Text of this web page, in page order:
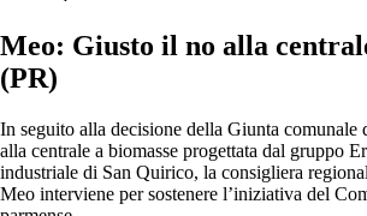
Meo: Giusto il no alla
(PR)
In seguito alla decisione della Giunta comunale
alla centrale a biomasse progettata dal gruppo
industriale di San Quirico, la consigliera
Meo interviene per sostenere l’iniziativa del